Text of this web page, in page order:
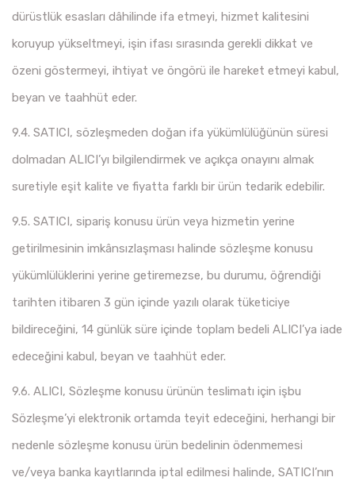
dürüstlük esasları dâhilinde ifa etmeyi, hizmet kalitesini
koruyup yükseltmeyi, işin ifası sırasında gerekli dikkat ve
özeni göstermeyi, ihtiyat ve öngörü ile hareket etmeyi kabul,
beyan ve taahhüt eder.
9.4. SATICI, sözleşmeden doğan ifa yükümlülüğünün süresi
dolmadan ALICI’yı bilgilendirmek ve açıkça onayını almak
suretiyle eşit kalite ve fiyatta farklı bir ürün tedarik edebilir.
9.5. SATICI, sipariş konusu ürün veya hizmetin yerine
getirilmesinin imkânsızlaşması halinde sözleşme konusu
yükümlülüklerini yerine getiremezse, bu durumu, öğrendiği
tarihten itibaren 3 gün içinde yazılı olarak tüketiciye
bildireceğini, 14 günlük süre içinde toplam bedeli ALICI’ya iade
edeceğini kabul, beyan ve taahhüt eder.
9.6. ALICI, Sözleşme konusu ürünün teslimatı için işbu
Sözleşme’yi elektronik ortamda teyit edeceğini, herhangi bir
nedenle sözleşme konusu ürün bedelinin ödenmemesi
ve/veya banka kayıtlarında iptal edilmesi halinde, SATICI’nın